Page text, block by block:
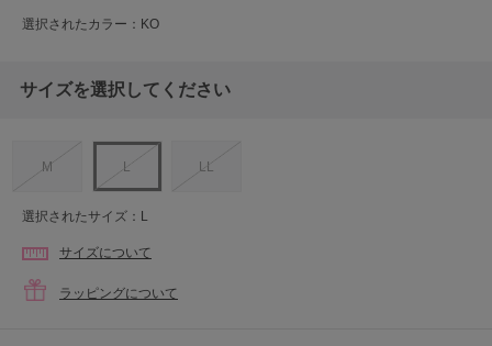
選択されたカラー：KO
サイズを選択してください
M L LL
選択されたサイズ：L
サイズについて
ラッピングについて